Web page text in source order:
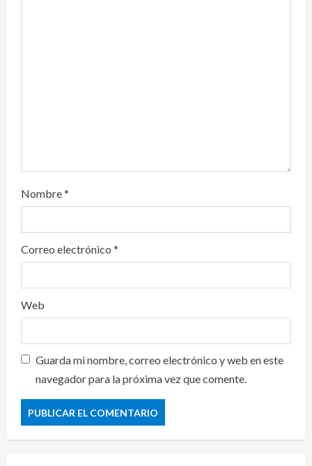
Nombre*
Correo electrónico *
Web
Guarda mi nombre, correo electrónico y web en este
navegador para la próxima vez que comente.